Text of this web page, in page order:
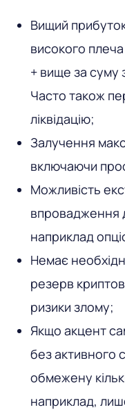
Вищий
високого
+ вище за суму
Часто також
ліквідацію;
Залучення
включаючи
Можливість
впровадження
наприклад
Немає
резерв
ризики злому;
Якщо акцент
без активного
обмежену
наприклад,